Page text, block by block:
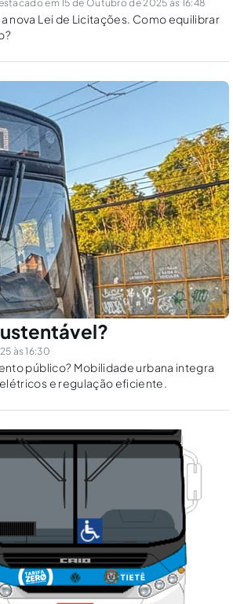
em 15 de Outubro de 2025 às 16:48
nova Lei de Licitações. Como equilibrar
às 16:30
público? Mobilidade urbana integra
e regulação eficiente.